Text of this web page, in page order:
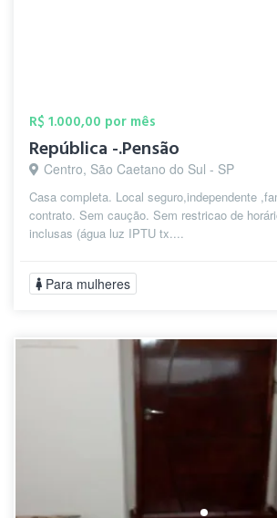
R$ 1.000,00 por mês
República -.Pensão
Centro, São Caetano do Sul - SP
Casa completa. Local seguro,independente
contrato. Sem caução. Sem restricao de
inclusas (água luz IPTU tx....
Para mulheres